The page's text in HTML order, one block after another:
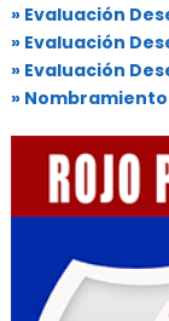
» Evaluación
» Evaluación
» Evaluación
»